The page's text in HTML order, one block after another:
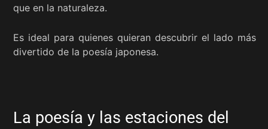
que en la naturaleza.
Es ideal para quienes quieran descubrir el lado más
divertido de la poesía japonesa.
La poesía y las estaciones del